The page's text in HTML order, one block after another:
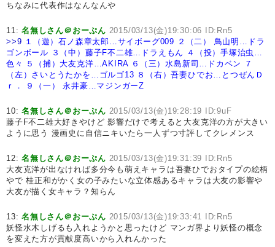
ちなみに代表作はなんなんや
11:名無しさん＠おーぷん 2015/03/13(金)19:30:06 ID:Rn5
>>9 １（遊）石ノ森章太郎…サイボーグ009 ２（二） 鳥山明…ドラ
ゴンボール ３（中）藤子F不二雄…ドラえもん
４（投）手塚治虫…
色々
５（捕）大友克洋…AKIRA ６（三）水島新司…ドカベン
７
（左）さいとうたかを…ゴルゴ13 ８（右）吾妻ひでお…とつぜんＤ
ｒ．
９（一） 永井豪…マジンガーZ
10:名無しさん＠おーぷん 2015/03/13(金)19:28:19 ID:9uF
藤子F不二雄大好きやけど 影響だけで考えると大友克洋の方が大きい
ように思う 漫画史に自信ニキいたら一人ずつ寸評してクレメンス
12:名無しさん＠おーぷん 2015/03/13(金)19:31:39 ID:Rn5
大友克洋が出なければ多分今も萌えキャラは吾妻ひでおタイプの絵柄
やで 桂正和がかく女の子みたいな立体感あるキャラは大友の影響や
大友が描く女キャラ？知らん
13:名無しさん＠おーぷん 2015/03/13(金)19:33:41 ID:Rn5
妖怪水木しげるも入れようかと思ったけど マンガ界より妖怪の概念
を変えた方が貢献度高いから入れんかった